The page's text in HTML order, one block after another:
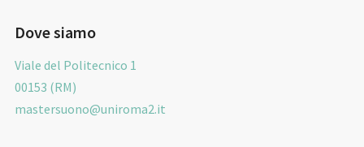
Dove siamo
Viale del Politecnico 1
00153 (RM)
mastersuono@uniroma2.it